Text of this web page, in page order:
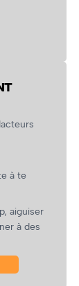
à te
aiguiser
à des